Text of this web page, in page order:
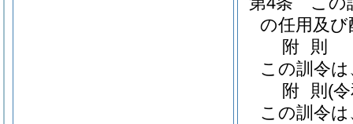
の任用及
附 則
この訓令
附 則 (
この訓令